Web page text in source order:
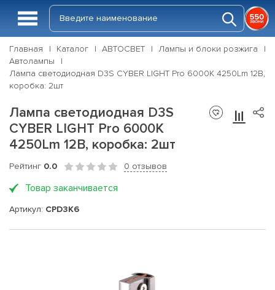
Главная Каталог АВТОСВЕТ
Лампы и блоки розжига
Автолампы
Лампа светодиодная D3S CYBER LIGHT Pro 6000K 4250Lm 12В,
коробка: 2шт
Лампа светодиодная D3S
CYBER LIGHT Pro 6000K
4250Lm 12В, коробка: 2шт
Рейтинг 0.0 0 отзывов
Товар заканчивается
Артикул: CPD3K6